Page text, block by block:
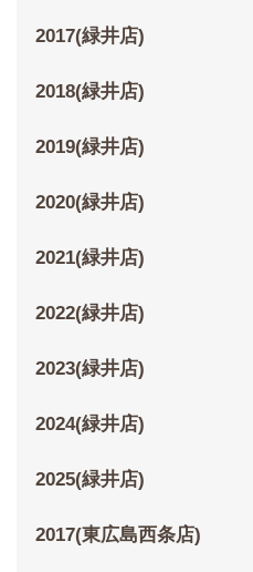
2017(緑井店)
2018(緑井店)
2019(緑井店)
2020(緑井店)
2021(緑井店)
2022(緑井店)
2023(緑井店)
2024(緑井店)
2025(緑井店)
2017(東広島西条店)